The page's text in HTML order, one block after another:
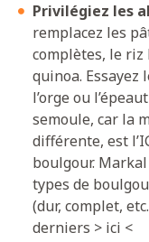
Privilégiez les
remplacez les
complètes, le riz
quinoa. Essayez
l’orge ou
semoule, car la
différente, est
boulgour.
types de
(dur, complet,
derniers > ici <